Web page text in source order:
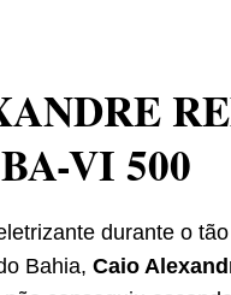
VI 500
durante o
Bahia, Caio